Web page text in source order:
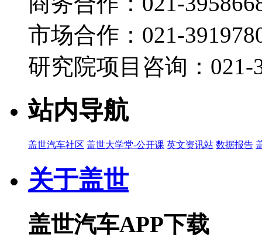
市场合作：021-
研究院项目咨询：021-
站内导航
盖世汽车社区 盖世大学堂-公开课 英文资讯站 数据报告
关于盖世
盖世汽车APP下载